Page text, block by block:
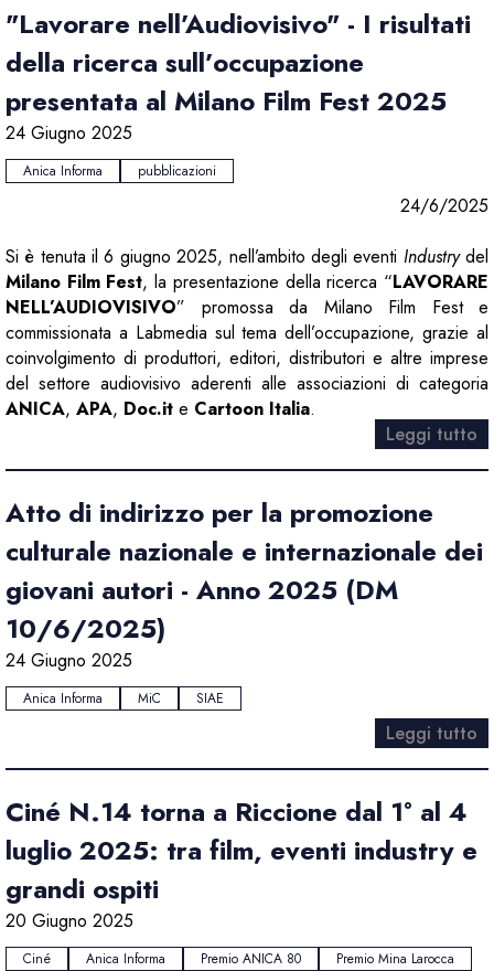
"Lavorare nell’Audiovisivo" - I risultati
della ricerca sull’occupazione
presentata al Milano Film Fest 2025
24 Giugno 2025
Anica Informa pubblicazioni
24/6/2025
Si è tenuta il 6 giugno 2025, nell’ambito degli eventi Industrydel
Milano Film Fest, la presentazione della ricerca “LAVORARE
NELL’AUDIOVISIVO” promossa da Milano Film Fest e
commissionata a Labmedia sul tema dell’occupazione, grazie al
coinvolgimento di produttori, editori, distributori e altre imprese
del settore audiovisivo aderenti alle associazioni di categoria
ANICA, APA, Doc.it e Cartoon Italia.
Leggi tutto
Atto di indirizzo per la promozione
culturale nazionale e internazionale dei
giovani autori - Anno 2025 (DM
10/6/2025)
24 Giugno 2025
Anica Informa MiC SIAE
Leggi tutto
Ciné N.14 torna a Riccione dal 1° al 4
luglio 2025: tra film, eventi industry e
grandi ospiti
20 Giugno 2025
Ciné Anica Informa Premio ANICA 80
Premio Mina Larocca